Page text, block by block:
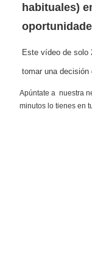
habituales)
Este vídeo de solo
tomar una decisión
Apúntate a nuestra
minutos lo tienes en